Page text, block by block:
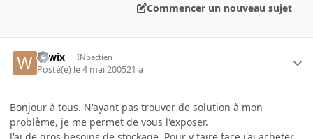
Commencer un nouveau sujet
wiwix INpactien
Posté(e) le 4 mai 200521 a
Bonjour à tous. N'ayant pas trouver de solution à mon
problème, je me permet de vous l'exposer.